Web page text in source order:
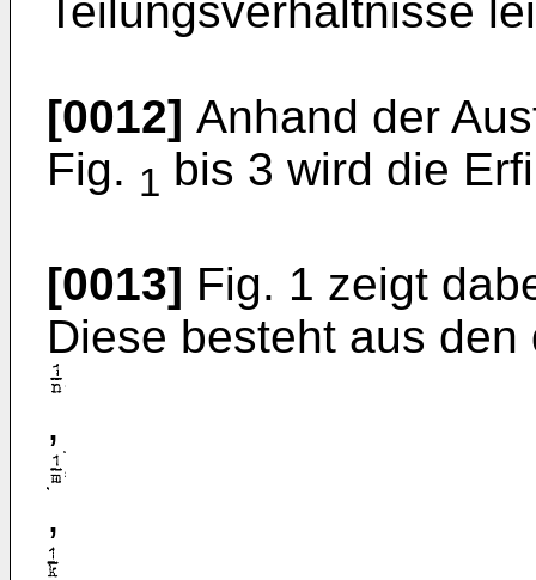
Teilungsverhältnisse
[0012] Anhand der
Fig. 1 bis 3 wird die
[0013] Fig. 1 zeigt
Diese besteht aus
,
,